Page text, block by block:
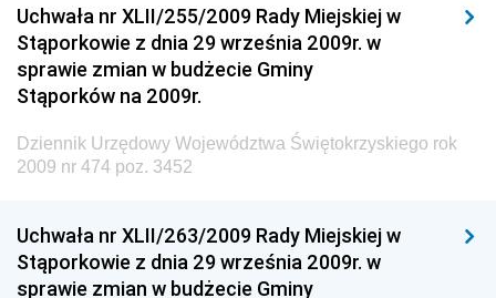
Dziennik Urzędowy Ministra Budownictwa i Przemysłu
Materiałów Budowlanych
Dziennik Urzędowy Ministra Infrastruktury i Rozwoju
Dziennik Urzędowy Głównego Inspektoratu Ochrony
Środowiska
Dziennik Urzędowy Generalnej Dyrekcji Ochrony
Dziennik Urzędowy Ministerstwa Administracji,
Gospodarki Terenowej i Ochrony Środowiska
Uchwała nr XLII/255/2009 Rady Miejskiej w
Stąporkowie z dnia 29 września 2009r. w
sprawie zmian w budżecie Gminy
Stąporków na 2009r.
Dziennik Urzędowy Województwa Świętokrzyskiego rok
2009 nr 474 poz. 3452
Uchwała nr XLII/263/2009 Rady Miejskiej w
Stąporkowie z dnia 29 września 2009r. w
sprawie zmian w budżecie Gminy